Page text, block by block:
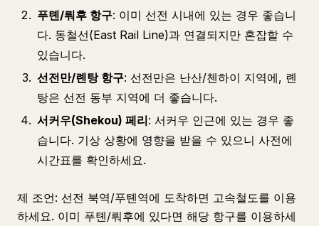
푸톈/뤄후 항구: 이미 선전 시내에 있는 경우 좋습니
다. 동철선(East Rail Line)과 연결되지만 혼잡할 수
있습니다.
선전만/롄탕 항구: 선전만은 난산/첸하이 지역에, 롄
탕은 선전 동부 지역에 더 좋습니다.
서커우(Shekou) 페리: 서커우 인근에 있는 경우 좋
습니다. 기상 상황에 영향을 받을 수 있으니 사전에
시간표를 확인하세요.
제 조언: 선전 북역/푸톈역에 도착하면 고속철도를 이용
하세요. 이미 푸톈/뤄후에 있다면 해당 항구를 이용하세